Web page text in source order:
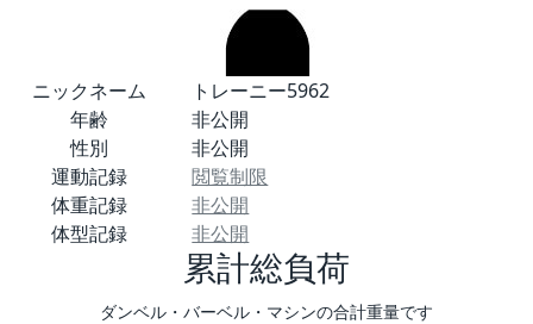
ニックネーム
トレーニー5962
年齢
非公開
性別
非公開
運動記録
閲覧制限
体重記録
非公開
体型記録
非公開
累計総負荷
ダンベル・バーベル・マシンの合計重量です